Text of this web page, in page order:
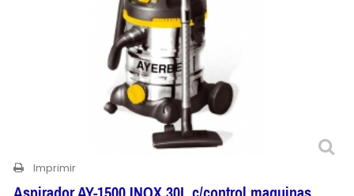
Imprimir